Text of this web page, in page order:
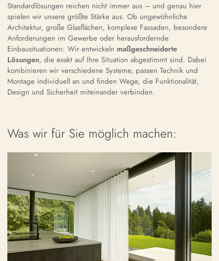
Standardlösungen reichen nicht immer aus – und genau hier
spielen wir unsere größte Stärke aus. Ob ungewöhnliche
Architektur, große Glasflächen, komplexe Fassaden, besondere
Anforderungen im Gewerbe oder herausfordernde
Einbausituationen: Wir entwickeln maßgeschneiderte
Lösungen, die exakt auf Ihre Situation abgestimmt sind. Dabei
kombinieren wir verschiedene Systeme, passen Technik und
Montage individuell an und finden Wege, die Funktionalität,
Design und Sicherheit miteinander verbinden.
Was wir für Sie möglich machen: